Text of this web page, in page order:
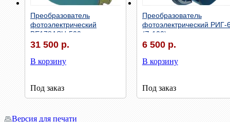
Быстрый просмотр
Преобразователь
фотоэлектрический
ВЕ178АSU-500
31 500 р.
В корзину
Под заказ
Быстрый просмотр
Преобразователь
фотоэлектрический РИГ-
(Z-100)
6 500 р.
В корзину
Под заказ
Версия для печати